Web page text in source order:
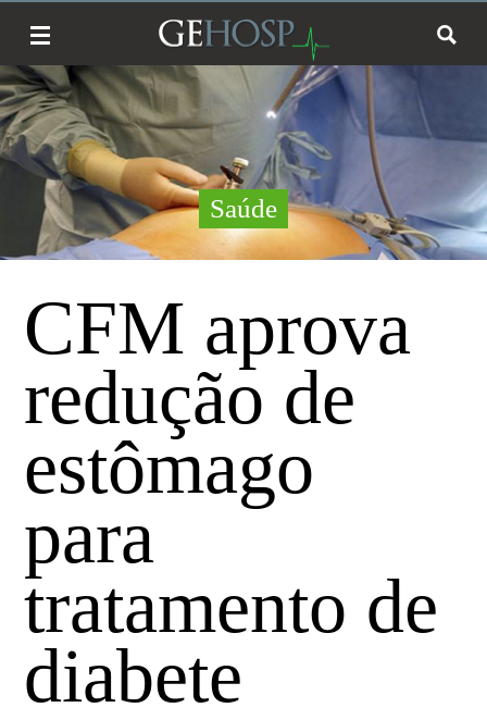
Saúde
CFM aprova
redução de
estômago
para
tratamento de
diabete